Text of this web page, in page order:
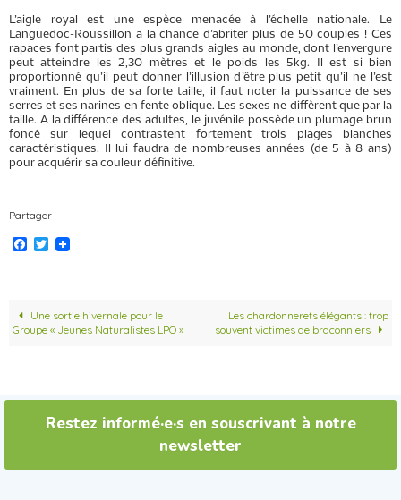
L’aigle royal est une espèce menacée à l’échelle nationale. Le
Languedoc-Roussillon a la chance d’abriter plus de 50 couples ! Ces
rapaces font partis des plus grands aigles au monde, dont l’envergure
peut atteindre les 2,30 mètres et le poids les 5kg. Il est si bien
proportionné qu’il peut donner l’illusion d’être plus petit qu’il ne l’est
vraiment. En plus de sa forte taille, il faut noter la puissance de ses
serres et ses narines en fente oblique. Les sexes ne diffèrent que par la
taille. A la différence des adultes, le juvénile possède un plumage brun
foncé sur lequel contrastent fortement trois plages blanches
caractéristiques. Il lui faudra de nombreuses années (de 5 à 8 ans)
pour acquérir sa couleur définitive.
Partager
F
o
o
T
e
r
Une sortie hivernale pour le
Groupe « Jeunes Naturalistes LPO »
Les chardonnerets élégants : trop
souvent victimes de braconniers
Restez informé·e·s en souscrivant à notre
newsletter